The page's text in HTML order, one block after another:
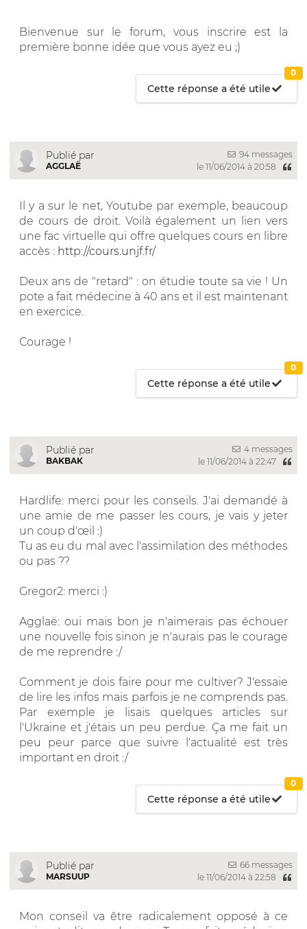
Bienvenue sur le forum, vous inscrire est la
première bonne idée que vous ayez eu ;)
Cette réponse a été utile
0
Publié par
AGGLAË
94 messages
le 11/06/2014 à 20:58
Il y a sur le net, Youtube par exemple, beaucoup
de cours de droit. Voilà également un lien vers
une fac virtuelle qui offre quelques cours en libre
accès : http://cours.unjf.fr/
Deux ans de "retard" : on étudie toute sa vie ! Un
pote a fait médecine à 40 ans et il est maintenant
en exercice.
Courage !
Cette réponse a été utile
0
Publié par
BAKBAK
4 messages
le 11/06/2014 à 22:47
Hardlife: merci pour les conseils. J'ai demandé à
une amie de me passer les cours, je vais y jeter
un coup d'œil :)
Tu as eu du mal avec l'assimilation des méthodes
ou pas ??
Gregor2: merci :)
Agglaë: oui mais bon je n'aimerais pas échouer
une nouvelle fois sinon je n'aurais pas le courage
de me reprendre :/
Comment je dois faire pour me cultiver? J'essaie
de lire les infos mais parfois je ne comprends pas.
Par exemple je lisais quelques articles sur
l'Ukraine et j'étais un peu perdue. Ça me fait un
peu peur parce que suivre l'actualité est très
important en droit :/
Cette réponse a été utile
0
Publié par
MARSUUP
66 messages
le 11/06/2014 à 22:58
Mon conseil va être radicalement opposé à ce